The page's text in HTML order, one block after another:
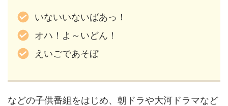
いないいないばあっ！
オハ！よ～いどん！
えいごであそぼ
などの子供番組をはじめ、朝ドラや大河ドラマなど